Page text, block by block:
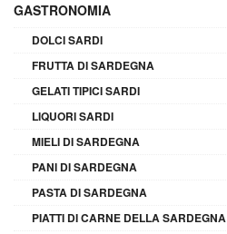
GASTRONOMIA
DOLCI SARDI
FRUTTA DI SARDEGNA
GELATI TIPICI SARDI
LIQUORI SARDI
MIELI DI SARDEGNA
PANI DI SARDEGNA
PASTA DI SARDEGNA
PIATTI DI CARNE DELLA SARDEGNA